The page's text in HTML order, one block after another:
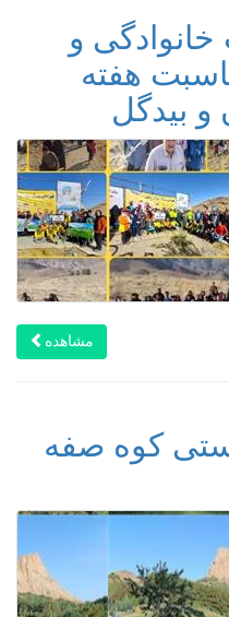
و
هفته
و بیدگل
مشاهده
کوه صفه